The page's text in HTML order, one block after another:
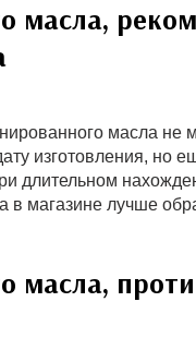
масла,
масла
изготовления,
длительном
в магазине лучше
масла,